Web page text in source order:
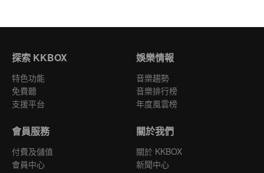
探索 KKBOX
特色功能
免費聽
支援平台
娛樂情報
音樂趨勢
音樂排行榜
年度風雲榜
會員服務
付費及儲值
會員中心
關於我們
關於 KKBOX
新聞中心